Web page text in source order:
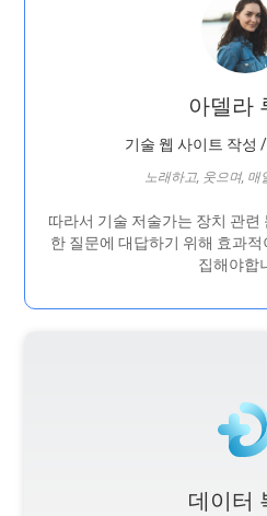
아델라
기술 웹 사이트 작성
노래하고, 웃으며, 매
따라서 기술 저술가는 장치 관련
한 질문에 대답하기 위해 효과
집해야합
데이터